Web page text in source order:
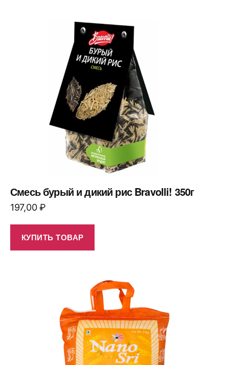
Смесь бурый и дикий рис Bravolli! 350г
197,00₽
КУПИТЬ ТОВАР